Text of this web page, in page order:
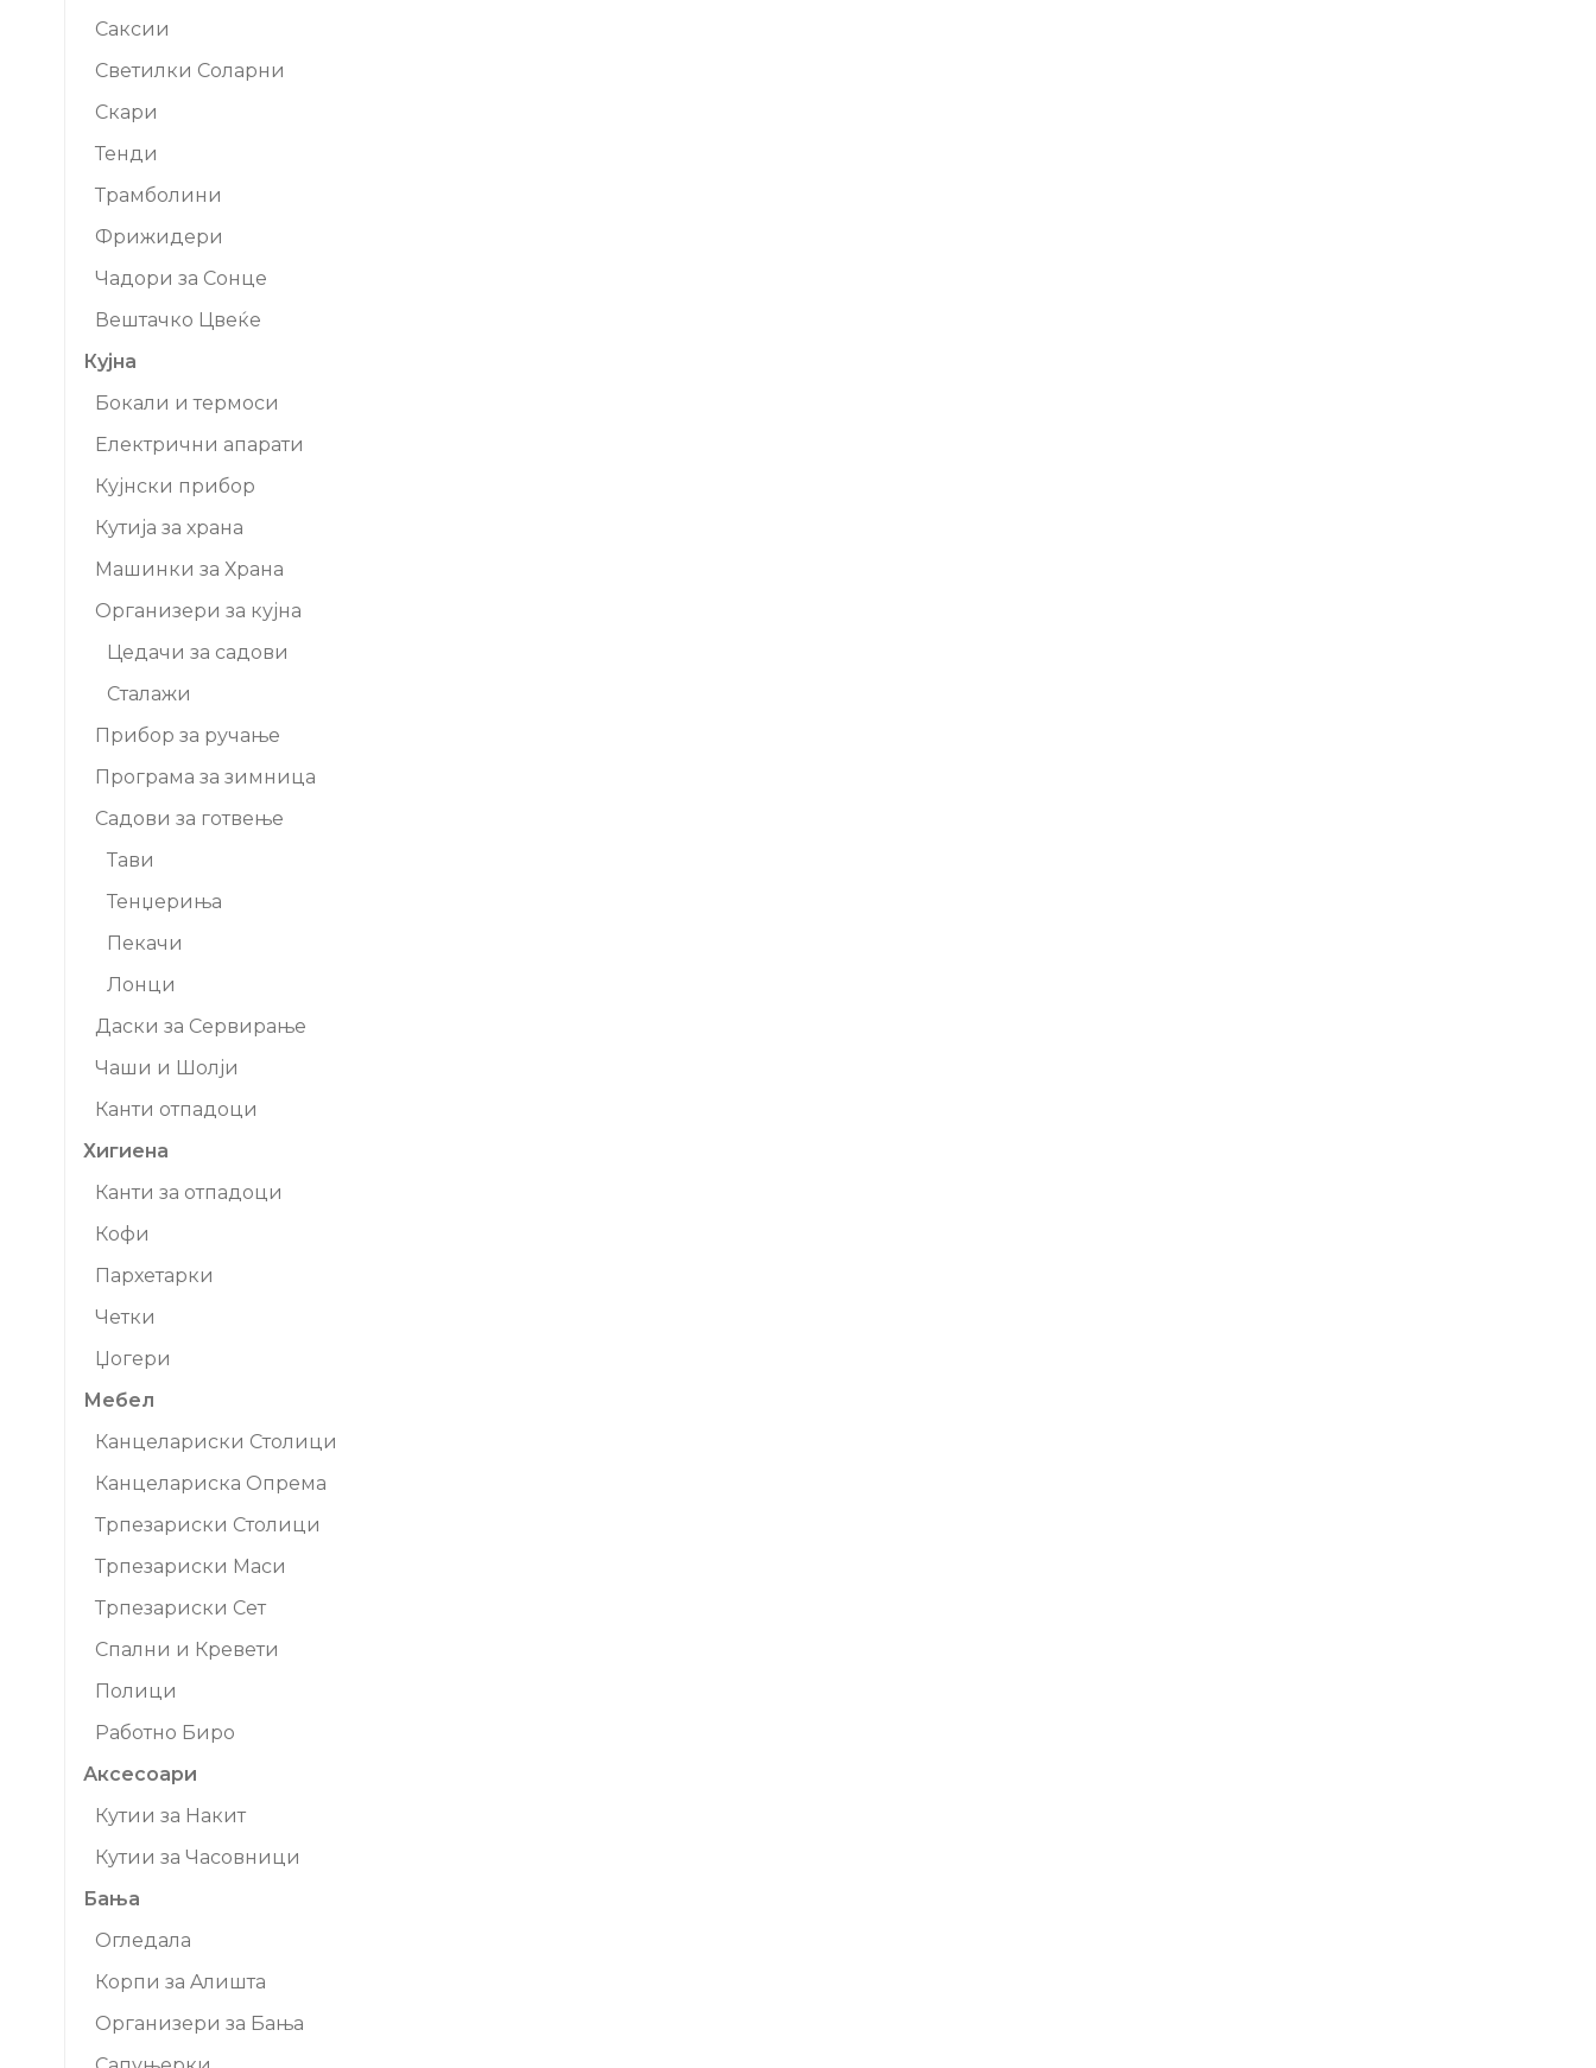
Саксии
Светилки Соларни
Скари
Тенди
Трамболини
Фрижидери
Чадори за Сонце
Вештачко Цвеќе
Кујна
Бокали и термоси
Електрични апарати
Кујнски прибор
Кутија за храна
Машинки за Храна
Организери за кујна
Цедачи за садови
Сталажи
Прибор за ручање
Програма за зимница
Садови за готвење
Тави
Тенџериња
Пекачи
Лонци
Даски за Сервирање
Чаши и Шолји
Канти отпадоци
Хигиена
Канти за отпадоци
Кофи
Пархетарки
Четки
Џогери
Мебел
Канцелариски Столици
Канцелариска Опрема
Трпезариски Столици
Трпезариски Маси
Трпезариски Сет
Спални и Кревети
Полици
Работно Биро
Аксесоари
Кутии за Накит
Кутии за Часовници
Бања
Огледала
Корпи за Aлишта
Организери за Бања